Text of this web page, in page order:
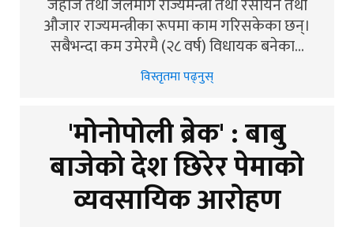
जहाज तथा जलमार्ग राज्यमन्त्री तथा रसायन तथा
औजार राज्यमन्त्रीका रूपमा काम गरिसकेका छन्।
सबैभन्दा कम उमेरमै (२८ वर्ष) विधायक बनेका…
विस्तृतमा पढ्नुस्
'मोनोपोली ब्रेक' : बाबु
बाजेको देश छिरेर पेमाको
व्यवसायिक आरोहण